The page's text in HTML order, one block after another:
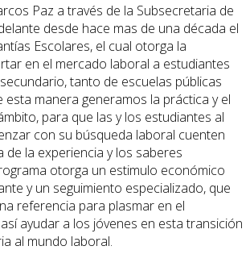
Paz a través de la Subsecretaria de
desde hace mas de una década el
Escolares, el cual otorga la
en el mercado laboral a estudiantes
tanto de escuelas públicas
esta manera generamos la práctica y el
para que las y los estudiantes al
con su búsqueda laboral cuenten
de la experiencia y los saberes
otorga un estimulo económico
y un seguimiento especializado, que
referencia para plasmar en el
ayudar a los jóvenes en esta transición
al mundo laboral.